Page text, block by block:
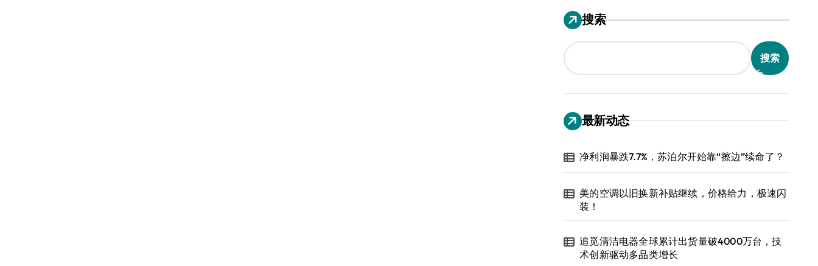
搜索
搜索
最新动态
净利润暴跌7.7%，苏泊尔开始靠“擦边”续命了？
美的空调以旧换新补贴继续，价格给力，极速闪
装！
追觅清洁电器全球累计出货量破4000万台，技
术创新驱动多品类增长